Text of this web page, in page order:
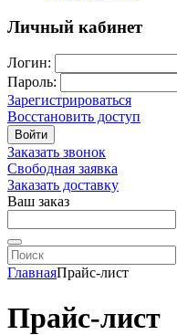
Личный кабинет
Логин:
Пароль:
Зарегистрироваться
Восстановить доступ
Войти
Заказать звонок
Свободная заявка
Заказать доставку
Ваш заказ
ГлавнаяПрайс-лист
Прайс-лист